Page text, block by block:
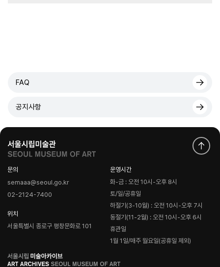
FAQ
공지사항
문의
semaaa@seoul.go.kr
02-2124-7400
위치
서울특별시 종로구 평창문화로 101
운영시간
화-금 : 오전 10시-오후 8시
토/일/공휴일
하절기(3-10월) : 오전 10시-오후 7시
동절기(11-2월) : 오전 10시-오후 6시
휴관일
1월 1일/매주 월요일(공휴일 제외)
로
고